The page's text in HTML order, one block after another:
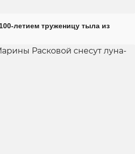
летием труженицу тыла из